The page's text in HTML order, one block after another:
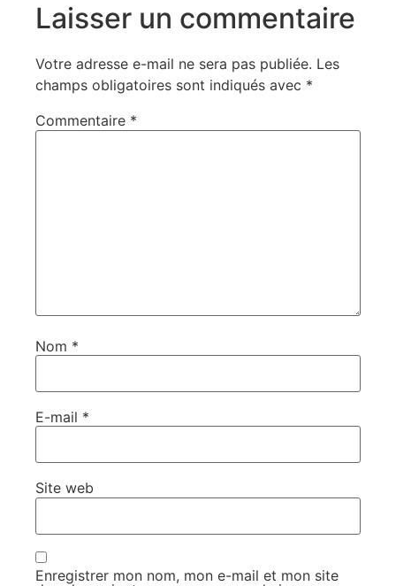
Laisser un commentaire
Votre adresse e-mail ne sera pas publiée. Les
champs obligatoires sont indiqués avec *
Commentaire *
Nom *
E-mail *
Site web
Enregistrer mon nom, mon e-mail et mon site